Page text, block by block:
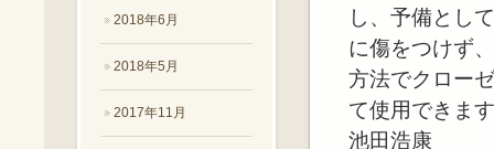
2018年6月
2018年5月
2017年11月
し、予備とし
に傷をつけず
方法でクロー
て使用できま
池田浩康